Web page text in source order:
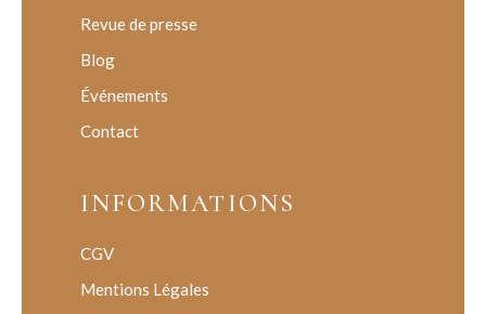
Revue de presse
Blog
Événements
Contact
INFORMATIONS
CGV
Mentions Légales